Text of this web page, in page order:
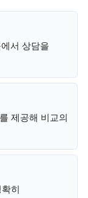
서 상담을
제공해 비교의
히